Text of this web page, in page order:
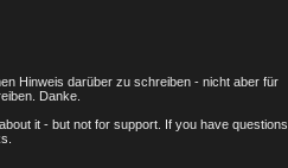
Hinweis darüber zu schreiben - nicht aber für
Danke.
it - but not for support. If you have questions,